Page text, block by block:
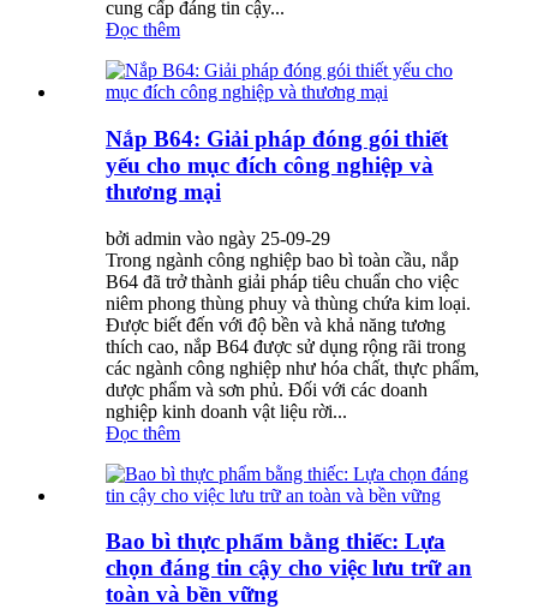
cung cấp đáng tin cậy...
Đọc thêm
Nắp B64: Giải pháp đóng gói thiết
yếu cho mục đích công nghiệp và
thương mại
bởi admin vào ngày 25-09-29
Trong ngành công nghiệp bao bì toàn cầu, nắp
B64 đã trở thành giải pháp tiêu chuẩn cho việc
niêm phong thùng phuy và thùng chứa kim loại.
Được biết đến với độ bền và khả năng tương
thích cao, nắp B64 được sử dụng rộng rãi trong
các ngành công nghiệp như hóa chất, thực phẩm,
dược phẩm và sơn phủ. Đối với các doanh
nghiệp kinh doanh vật liệu rời...
Đọc thêm
Bao bì thực phẩm bằng thiếc: Lựa
chọn đáng tin cậy cho việc lưu trữ an
toàn và bền vững